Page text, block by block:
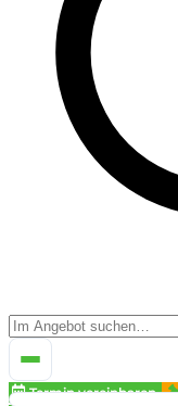
Termin vereinbaren